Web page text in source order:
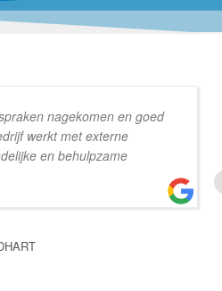
nagekomen en goed
werkt met externe
en behulpzame